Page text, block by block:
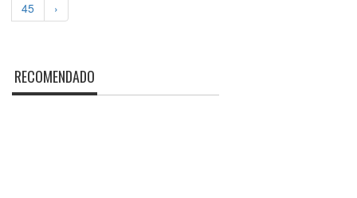
45 ›
RECOMENDADO